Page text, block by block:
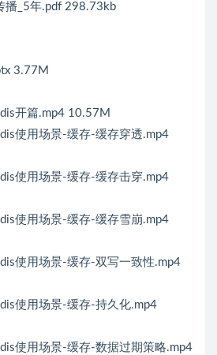
播_5年.pdf 298.73kb
3.77M
开篇.mp4 10.57M
使用场景-缓存-缓存穿透.mp4
使用场景-缓存-缓存击穿.mp4
使用场景-缓存-缓存雪崩.mp4
使用场景-缓存-双写一致性.mp4
使用场景-缓存-持久化.mp4
使用场景-缓存-数据过期策略.mp4